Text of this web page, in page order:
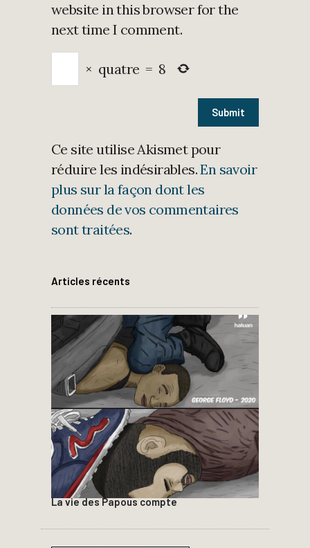
website in this browser for the
next time I comment.
× quatre = 8
Ce site utilise Akismet pour
réduire les indésirables.En savoir
plus sur la façon dont les
données de vos commentaires
sont traitées.
Articles récents
La vie des Papous compte